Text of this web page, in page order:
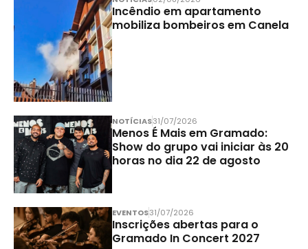
Incêndio em apartamento
mobiliza bombeiros em Canela
NOTÍCIAS31/07/2026
Menos É Mais em Gramado:
Show do grupo vai iniciar às 20
horas no dia 22 de agosto
EVENTOS31/07/2026
Inscrições abertas para o
Gramado In Concert 2027